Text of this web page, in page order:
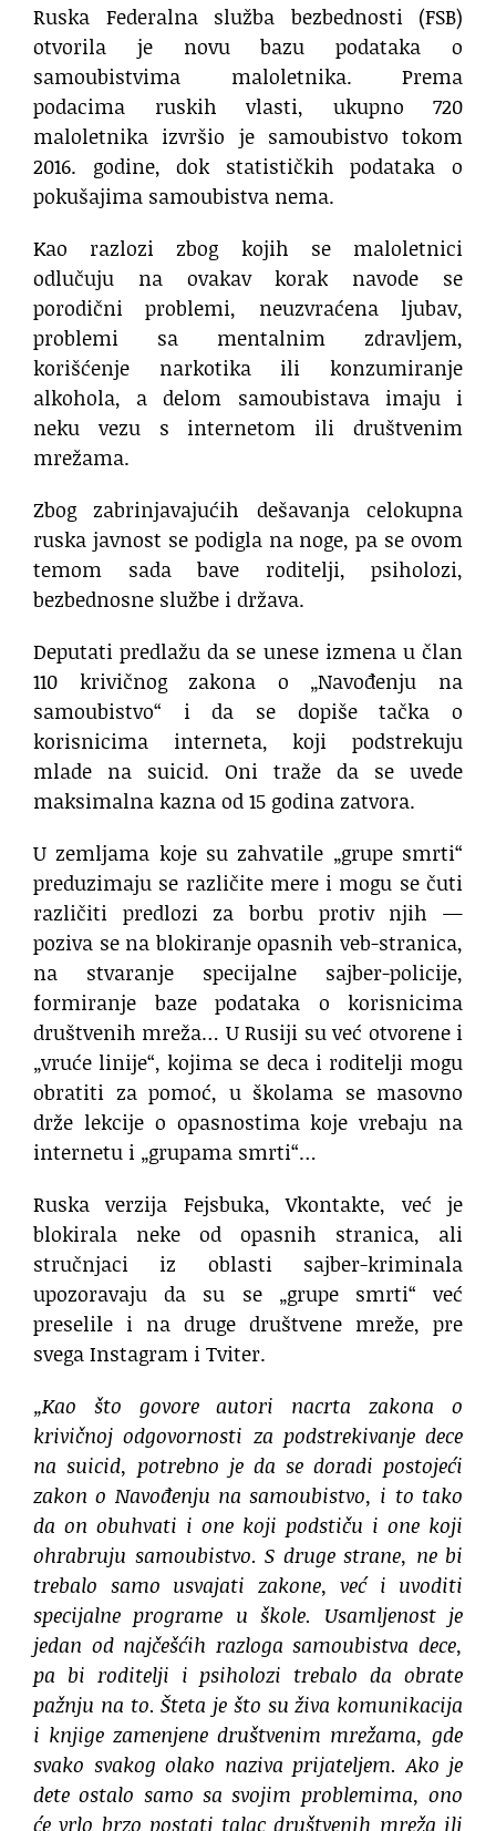
Ruska Federalna služba bezbednosti (FSB)
otvorila je novu bazu podataka o
samoubistvima maloletnika. Prema
podacima ruskih vlasti, ukupno 720
maloletnika izvršio je samoubistvo tokom
2016. godine, dok statističkih podataka o
pokušajima samoubistva nema.
Kao razlozi zbog kojih se maloletnici
odlučuju na ovakav korak navode se
porodični problemi, neuzvraćena ljubav,
problemi sa mentalnim zdravljem,
korišćenje narkotika ili konzumiranje
alkohola, a delom samoubistava imaju i
neku vezu s internetom ili društvenim
mrežama.
Zbog zabrinjavajućih dešavanja celokupna
ruska javnost se podigla na noge, pa se ovom
temom sada bave roditelji, psiholozi,
bezbednosne službe i država.
Deputati predlažu da se unese izmena u član
110 krivičnog zakona o „Navođenju na
samoubistvo“ i da se dopiše tačka o
korisnicima interneta, koji podstrekuju
mlade na suicid. Oni traže da se uvede
maksimalna kazna od 15 godina zatvora.
U zemljama koje su zahvatile „grupe smrti“
preduzimaju se različite mere i mogu se čuti
različiti predlozi za borbu protiv njih —
poziva se na blokiranje opasnih veb-stranica,
na stvaranje specijalne sajber-policije,
formiranje baze podataka o korisnicima
društvenih mreža… U Rusiji su već otvorene i
„vruće linije“, kojima se deca i roditelji mogu
obratiti za pomoć, u školama se masovno
drže lekcije o opasnostima koje vrebaju na
internetu i „grupama smrti“…
Ruska verzija Fejsbuka, Vkontakte, već je
blokirala neke od opasnih stranica, ali
stručnjaci iz oblasti sajber-kriminala
upozoravaju da su se „grupe smrti“ već
preselile i na druge društvene mreže, pre
svega Instagram i Tviter.
„Kao što govore autori nacrta zakona o
krivičnoj odgovornosti za podstrekivanje dece
na suicid, potrebno je da se doradi postojeći
zakon o Navođenju na samoubistvo, i to tako
da on obuhvati i one koji podstiču i one koji
ohrabruju samoubistvo. S druge strane, ne bi
trebalo samo usvajati zakone, već i uvoditi
specijalne programe u škole. Usamljenost je
jedan od najčešćih razloga samoubistva dece,
pa bi roditelji i psiholozi trebalo da obrate
pažnju na to. Šteta je što su živa komunikacija
i knjige zamenjene društvenim mrežama, gde
svako svakog olako naziva prijateljem. Ako je
dete ostalo samo sa svojim problemima, ono
će vrlo brzo postati talac društvenih mreža ili